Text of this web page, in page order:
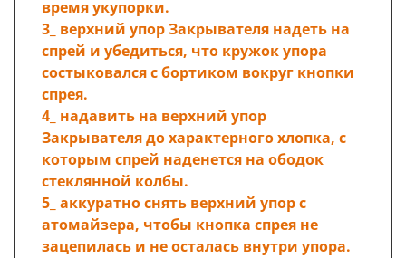
время укупорки.
3_ верхний упор Закрывателя надеть на
спрей и убедиться, что кружок упора
состыковался с бортиком вокруг кнопки
спрея.
4_ надавить на верхний упор
Закрывателя до характерного хлопка, с
которым спрей наденется на ободок
стеклянной колбы.
5_ аккуратно снять верхний упор с
атомайзера, чтобы кнопка спрея не
зацепилась и не осталась внутри упора.